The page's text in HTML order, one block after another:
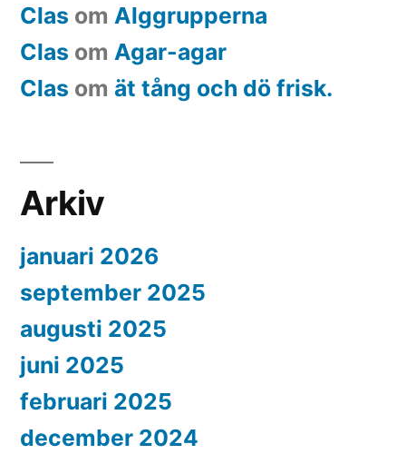
Clas om Alggrupperna
Clas om Agar-agar
Clas om ät tång och dö frisk.
Arkiv
januari 2026
september 2025
augusti 2025
juni 2025
februari 2025
december 2024